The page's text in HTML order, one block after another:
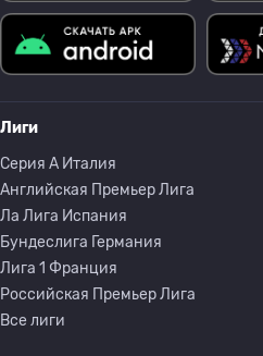
Лиги
Серия A Италия
Английская Премьер Лига
Ла Лига Испания
Бундеслига Германия
Лига 1 Франция
Российская Премьер Лига
Все лиги